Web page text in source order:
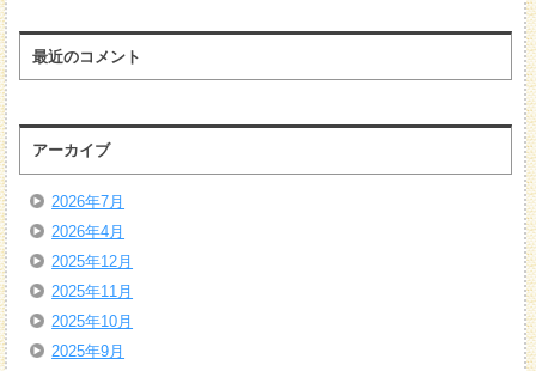
最近のコメント
アーカイブ
2026年7月
2026年4月
2025年12月
2025年11月
2025年10月
2025年9月